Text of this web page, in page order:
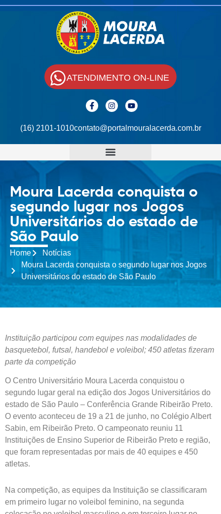
(16) 2101-1010contato@portalmouralacerda.com.br
ATENDIMENTO ON-LINE
Moura Lacerda conquista o
segundo lugar nos Jogos
Universitários do estado de
São Paulo
Home
Notícias
Moura Lacerda conquista o segundo lugar nos Jogos
Universitários do estado de São Paulo
Instituição participou com equipes nas modalidades de
basquetebol, futsal, handebol e voleibol; 450 atletas fizeram
parte da competição
O Centro Universitário Moura Lacerda conquistou o
segundo lugar geral na edição dos Jogos Universitários do
estado de São Paulo – Conferência Grande Ribeirão Preto.
O evento aconteceu de 19 a 21 de junho, no Colégio Albert
Sabin, em Ribeirão Preto. O campeonato reuniu 11
Instituições de Ensino Superior de Ribeirão Preto e região,
que foram representadas por mais de 40 equipes e 450
atletas.
Na competição, as equipes da Instituição se classificaram
em primeiro lugar no voleibol feminino, na segunda